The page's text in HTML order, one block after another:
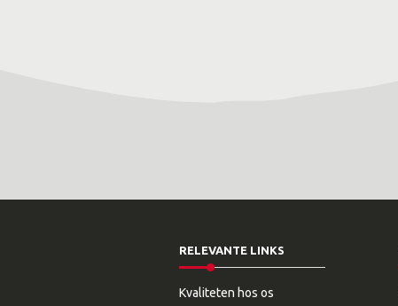
RELEVANTE LINKS
Kvaliteten hos os